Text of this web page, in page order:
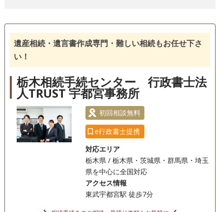
遺産相続・遺言書作成専門・難しい相続もお任せ下さ
い！
栃木相続手続センター 行政書士法
人TRUST 宇都宮事務所
初回相談無料
e行政書士提携
対応エリア
栃木県 / 栃木県・茨城県・群馬県・埼玉
県を中心に全国対応
アクセス情報
東武宇都宮駅 徒歩7分